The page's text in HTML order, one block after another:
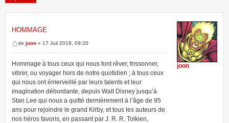
4 messages • Page1sur
HOMMAGE
de joon » 17 Juil 2019, 09:20
Hommage à tous ceux qui nous font rêver, frissonner,
vibrer, ou voyager hors de notre quotidien ; à tous ceux
qui nous ont émerveillé par leurs talents et leur
imagination débordante, depuis Walt Disney jusqu’à
Stan Lee qui nous a quitté dernièrement à l’âge de 95
ans pour rejoindre le grand Kirby, et tous les auteurs de
nos héros favoris, en passant par J. R. R. Tolkien,
joon